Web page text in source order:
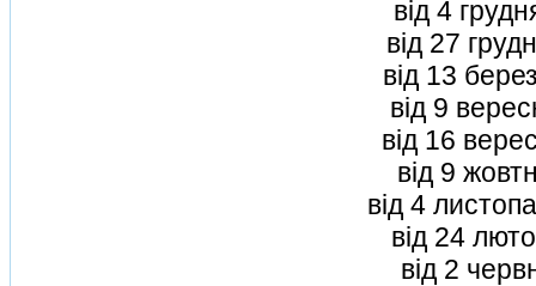
вiд 4
вiд 27
вiд 13
вiд 9
вiд 16
вiд 9
вiд 4
вiд 24
вiд 2